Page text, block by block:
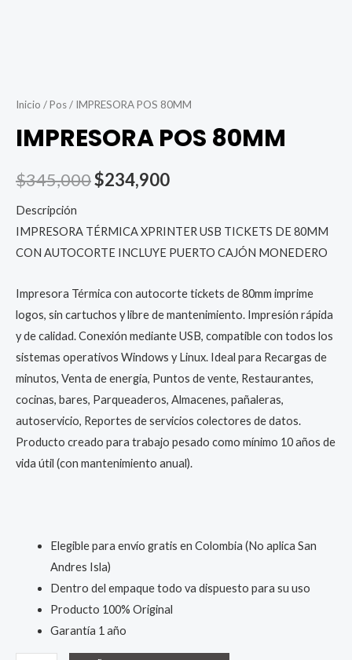
Inicio /Pos/ IMPRESORA POS 80MM
IMPRESORA POS 80MM
$345,000El
original
$345,000.
$234,900El
actual
$234,900.
Descripción
IMPRESORA TÉRMICA XPRINTER USB TICKETS DE 80MM
CON AUTOCORTE INCLUYE PUERTO CAJÓN MONEDERO
Impresora Térmica con autocorte tickets de 80mm imprime
logos, sin cartuchos y libre de mantenimiento. Impresión rápida
y de calidad. Conexión mediante USB, compatible con todos los
sistemas operativos Windows y Linux. Ideal para Recargas de
minutos, Venta de energia, Puntos de vente, Restaurantes,
cocinas, bares, Parqueaderos, Almacenes, pañaleras,
autoservicio, Reportes de servicios colectores de datos.
Producto creado para trabajo pesado como mínimo 10 años de
vida útil (con mantenimiento anual).
Elegible para envío gratis en Colombia (No aplica San
Andres Isla)
Dentro del empaque todo va dispuesto para su uso
Producto 100% Original
Garantía 1 año